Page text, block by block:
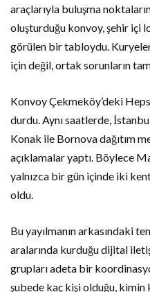
araçlarıyla buluşma
oluşturduğu konvoy, şehir içi
görülen bir tabloydu.
için değil, ortak sorunların
Konvoy Çekmeköy’deki
durdu. Aynı saatlerde,
Konak ile Bornova dağıtım
açıklamalar yaptı. Böylece
yalnızca bir gün içinde iki
oldu.
Bu yayılmanın arkasındaki
aralarında kurduğu dijital
grupları adeta bir
şubede kaç kişi olduğu, kimin